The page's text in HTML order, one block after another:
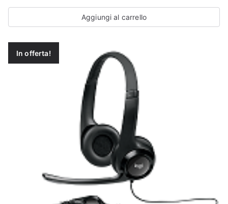
Aggiungi al carrello
In offerta!